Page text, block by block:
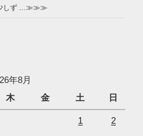
しず … ≫≫≫
年8月
木 金 土 日
1 2